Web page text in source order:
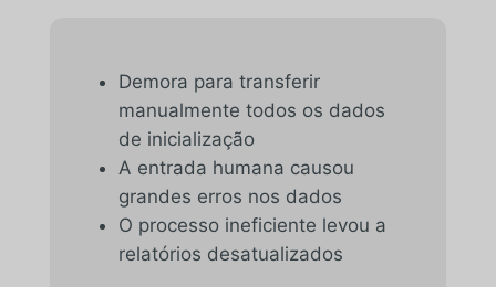
Demora para transferir
manualmente todos os dados
de inicialização
A entrada humana causou
grandes erros nos dados
O processo ineficiente levou a
relatórios desatualizados